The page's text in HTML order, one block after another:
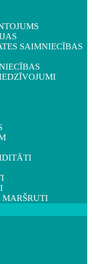
SAIMNIECĪBAS
MARŠRUTI